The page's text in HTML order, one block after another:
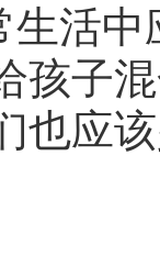
生活
孩子
也应